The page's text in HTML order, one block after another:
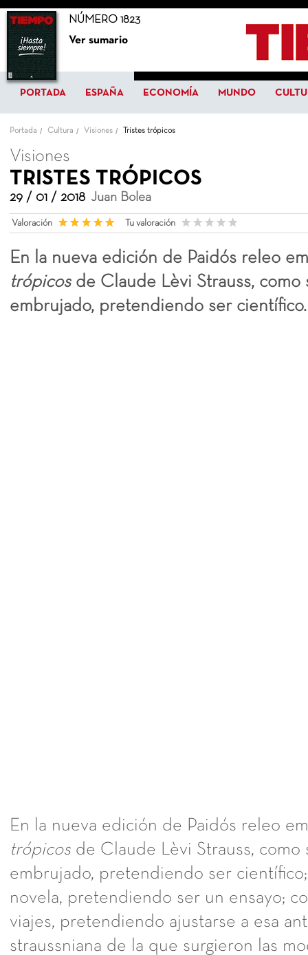
NÚMERO 1823
Ver sumario
PORTADA ESPAÑA ECONOMÍA MUNDO
Portada Cultura Visiones Tristes trópicos
Visiones
TRISTES TRÓPICOS
29 / 01 / 2018 Juan Bolea
Valoración Tu valoración
En la nueva edición de Paidós releo
trópicosde Claude Lèvi Strauss, como
embrujado, pretendiendo ser científico.
En la nueva edición de Paidós releo
trópicos de Claude Lèvi Strauss,
embrujado, pretendiendo ser
novela, pretendiendo ser un ensayo;
viajes, pretendiendo ajustarse a esa
straussniana de la que surgieron las